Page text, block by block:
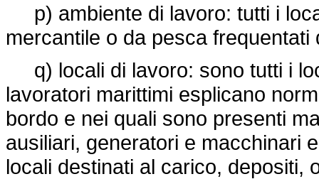
p) ambiente di lavoro: tutti i
mercantile o da pesca
q) locali di lavoro: sono tutti i
lavoratori marittimi esplicano
bordo e nei quali sono presenti
ausiliari, generatori e macchinari
locali destinati al carico, depositi,